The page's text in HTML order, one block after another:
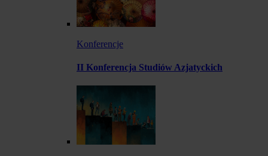
Konferencje
II Konferencja Studiów Azjatyckich